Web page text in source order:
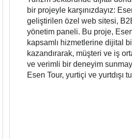
bir projeyle karşınızdayız:
geliştirilen özel web sitesi,
yönetim paneli. Bu proje,
kapsamlı hizmetlerine dijital
kazandırarak, müşteri ve iş
ve verimli bir deneyim
Esen Tour, yurtiçi ve yurtdışı